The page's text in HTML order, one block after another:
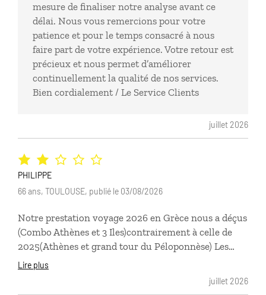
juillet 2026
mesure de finaliser notre analyse avant ce
délai. Nous vous remercions pour votre
patience et pour le temps consacré à nous
faire part de votre expérience. Votre retour est
précieux et nous permet d’améliorer
continuellement la qualité de nos services.
Bien cordialement / Le Service Clients
Notre prestation voyage 2026 en Grèce nous a déçus
(Combo Athènes et 3 Iles)contrairement à celle de
2025(Athènes et grand tour du Péloponnèse) Les
logements notamment n’étaient pas conformes à
notre souhait de confort et difficiles à mettre en
Lire plus
juillet 2026
PHILIPPE
66 ans, TOULOUSE, publié le 03/08/2026